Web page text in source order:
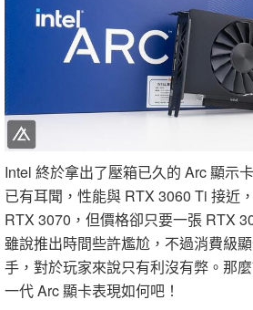
Intel 終於拿出了壓箱已久的 Arc 顯示
已有耳聞，性能與 RTX 3060 Ti 接近
RTX 3070，但價格卻只要一張 RTX
雖說推出時間些許尷尬，不過消費級
手，對於玩家來說只有利沒有弊。那
一代 Arc 顯卡表現如何吧！